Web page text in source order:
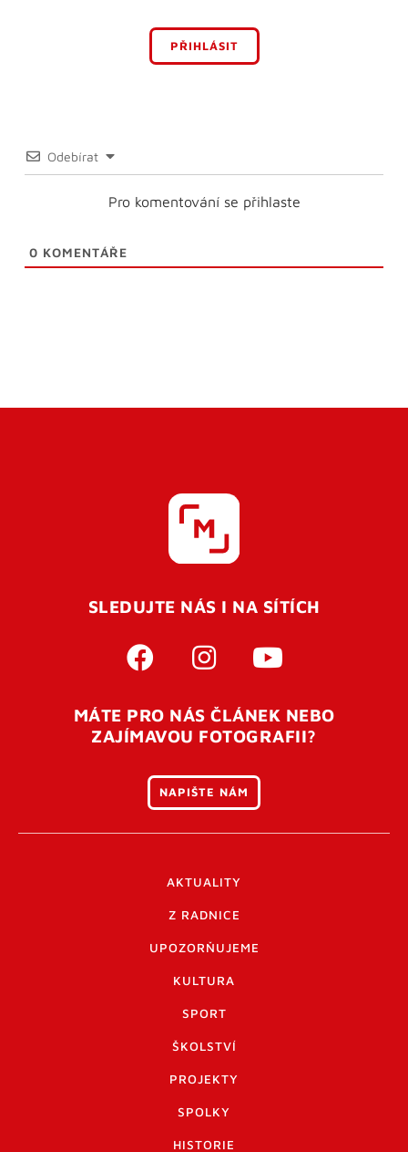
PŘIHLÁSIT
Odebírat
Pro komentování se přihlaste
0 KOMENTÁŘE
SLEDUJTE NÁS I NA SÍTÍCH
MÁTE PRO NÁS ČLÁNEK NEBO
ZAJÍMAVOU FOTOGRAFII?
NAPIŠTE NÁM
AKTUALITY
Z RADNICE
UPOZORŇUJEME
KULTURA
SPORT
ŠKOLSTVÍ
PROJEKTY
SPOLKY
HISTORIE